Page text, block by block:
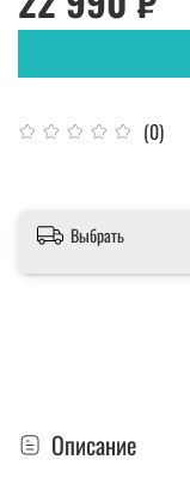
(0)
Выбрать
Описание